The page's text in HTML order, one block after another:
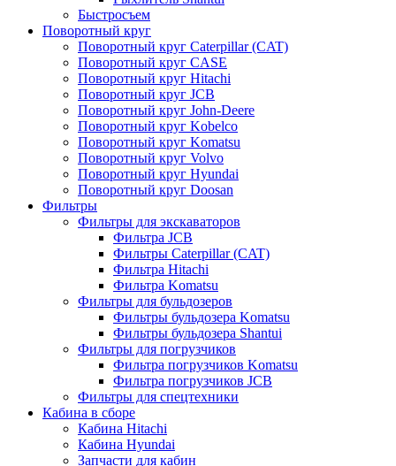
Быстросъем
Поворотный круг
Поворотный круг Caterpillar (CAT)
Поворотный круг CASE
Поворотный круг Hitachi
Поворотный круг JCB
Поворотный круг John-Deere
Поворотный круг Kobelco
Поворотный круг Komatsu
Поворотный круг Volvo
Поворотный круг Hyundai
Поворотный круг Doosan
Фильтры
Фильтры для экскаваторов
Фильтра JCB
Фильтры Caterpillar (CAT)
Фильтра Hitachi
Фильтра Komatsu
Фильтры для бульдозеров
Фильтры бульдозера Komatsu
Фильтры бульдозера Shantui
Фильтры для погрузчиков
Фильтра погрузчиков Komatsu
Фильтра погрузчиков JCB
Фильтры для спецтехники
Кабина в сборе
Кабина Hitachi
Кабина Hyundai
Запчасти для кабин